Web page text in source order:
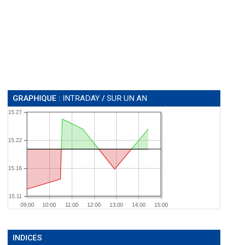
GRAPHIQUE : INTRADAY / SUR UN AN
09:00 10:00 11:00 12:00 13:00 14:00 15:00
15.11
15.16
15.22
15.27
INDICES